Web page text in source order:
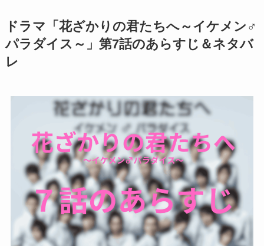
ドラマ「花ざかりの君たちへ～イケメン♂
パラダイス～」第7話のあらすじ＆ネタバ
レ